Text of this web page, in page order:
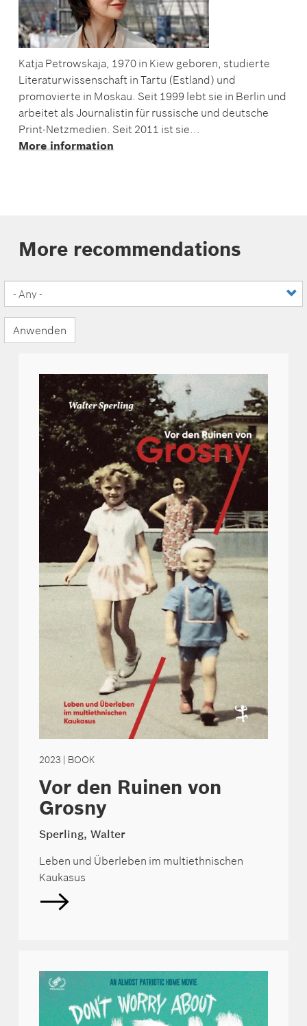
Katja Petrowskaja, 1970 in Kiew geboren, studierte
Literaturwissenschaft in Tartu (Estland) und
promovierte in Moskau. Seit 1999 lebt sie in Berlin und
arbeitet als Journalistin für russische und deutsche
Print-Netzmedien. Seit 2011 ist sie...
More information
More recommendations
Anwenden
2023 | BOOK
Vor den Ruinen von
Grosny
Sperling, Walter
Leben und Überleben im multiethnischen
Kaukasus